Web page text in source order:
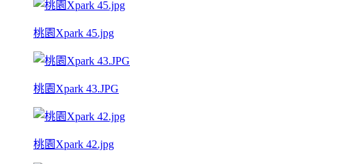
桃園Xpark 45.jpg
桃園Xpark 43.JPG
桃園Xpark 42.jpg